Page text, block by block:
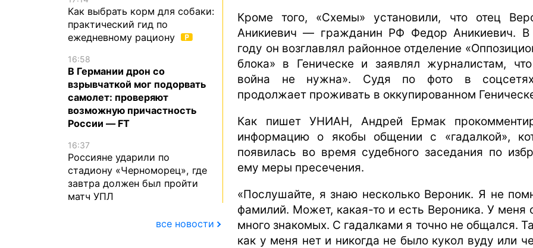
Кроме того, «Схемы» установили, что отец
Аникиевич — гражданин РФ Федор Аникиевич. В
году он возглавлял районное отделение
блока» в Геническе и заявлял журналистам, что
война не нужна». Судя по фото в
продолжает проживать в оккупированном
Как пишет УНИАН, Андрей Ермак
информацию о якобы общении с «гадалкой»,
появилась во время судебного заседания по
ему меры пресечения.
«Послушайте, я знаю несколько Вероник. Я не
фамилий. Может, какая-то и есть Вероника. У меня
много знакомых. С гадалками я точно не общался.
как у меня нет и никогда не было кукол вуду или
Как выбрать корм для собаки:
практический гид по
ежедневному рациону
16:58
В Германии дрон со
взрывчаткой мог подорвать
самолет: проверяют
возможную причастность
России — FT
16:37
Россияне ударили по
стадиону «Черноморец», где
завтра должен был пройти
матч УПЛ
все новости